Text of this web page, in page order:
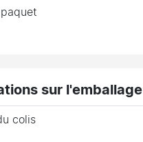
sur l'emballage
colis